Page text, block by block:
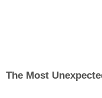
The Most